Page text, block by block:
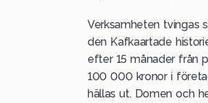
Verksamheten tvingas
den Kafkaartade
efter 15 månader från
100 000 kronor i
hällas ut. Domen och